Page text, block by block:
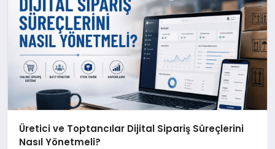
Üretici ve Toptancılar Dijital Sipariş Süreçlerini
Nasıl Yönetmeli?